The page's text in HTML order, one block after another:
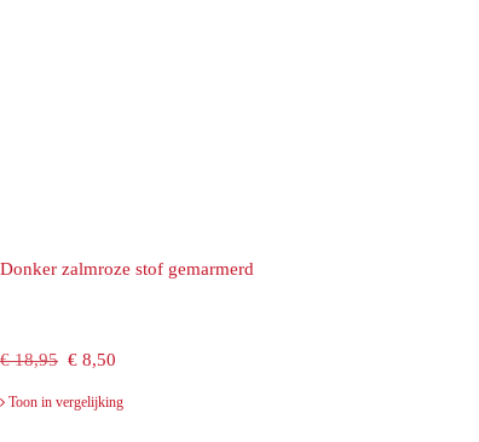
Donker zalmroze stof gemarmerd
€18,95 Oorspronkelijke
prijs
€8,50
prijs
Toon in vergelijking